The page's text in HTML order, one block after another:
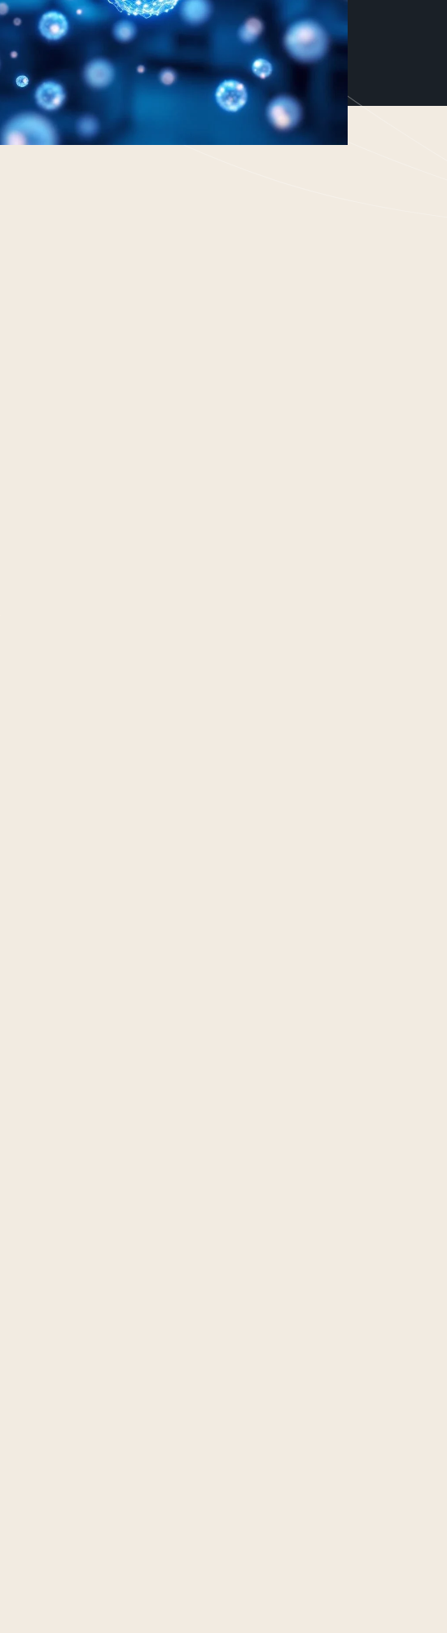
Een resultaat gerichte cosmeceutical,
vol actieve ingrediënten, gebaseerd
op clean science. Exclusief voor
(para-)medische huidprofessionals.